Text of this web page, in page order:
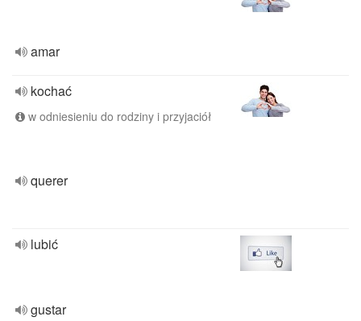
amar
kochać
w odniesieniu do rodziny i przyjaciół
querer
lubić
gustar